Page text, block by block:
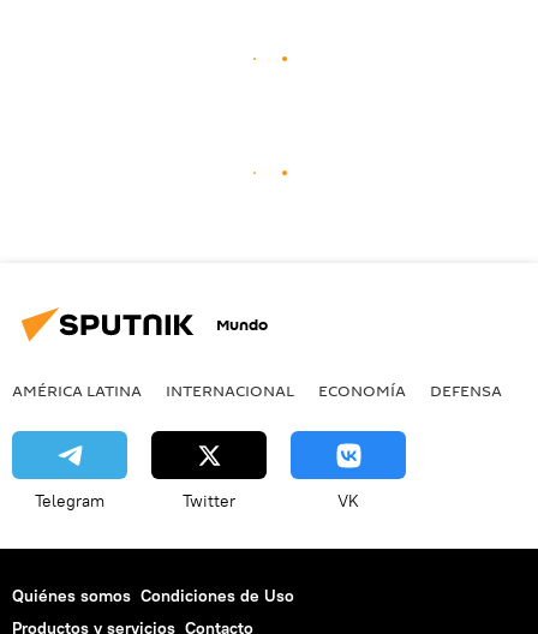
Mundo
AMÉRICA LATINA INTERNACIONAL ECONOMÍA DEFENSA
Telegram Twitter VK
Quiénes somos Condiciones de Uso
Productos y servicios Contacto